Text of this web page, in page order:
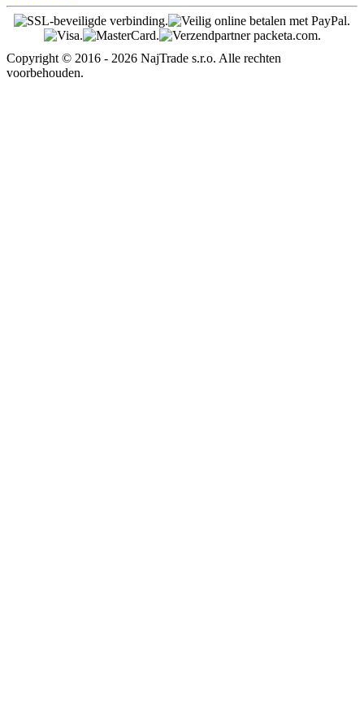
Copyright © 2016 - 2026 NajTrade s.r.o. Alle rechten
voorbehouden.